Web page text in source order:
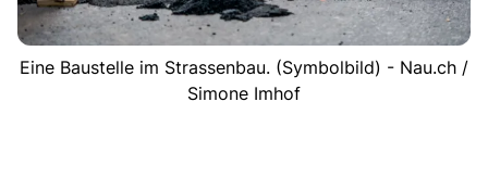
Eine Baustelle im Strassenbau. (Symbolbild) - Nau.ch /
Simone Imhof